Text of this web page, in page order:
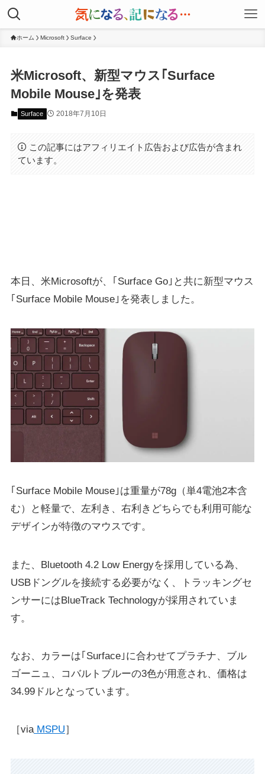
ホーム Microsoft Surface
米Microsoft、新型マウス｢Surface
Mobile Mouse｣を発表
Surface 2018年7月10日
この記事にはアフィリエイト広告および広告が含まれ
ています。
本日、米Microsoftが、｢Surface Go｣と共に新型マウス
｢Surface Mobile Mouse｣を発表しました。
｢Surface Mobile Mouse｣は重量が78g（単4電池2本含
む）と軽量で、左利き、右利きどちらでも利用可能な
デザインが特徴のマウスです。
また、Bluetooth 4.2 Low Energyを採用している為、
USBドングルを接続する必要がなく、トラッキングセ
ンサーにはBlueTrack Technologyが採用されていま
す。
なお、カラーは｢Surface｣に合わせてプラチナ、ブル
ゴーニュ、コバルトブルーの3色が用意され、価格は
34.99ドルとなっています。
［viaMSPU］